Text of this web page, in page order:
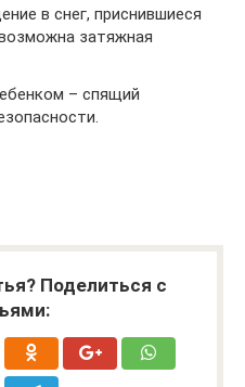
в снег, приснившиеся
затяжная
– спящий
Поделиться с